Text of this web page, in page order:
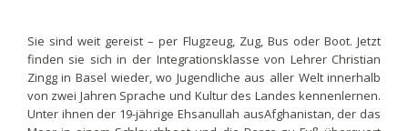
Sie sind weit gereist – per Flugzeug, Zug, Bus oder Boot. Jetzt
finden sie sich in der Integrationsklasse von Lehrer Christian
Zingg in Basel wieder, wo Jugendliche aus aller Welt innerhalb
von zwei Jahren Sprache und Kultur des Landes kennenlernen.
Unter ihnen der 19-jährige Ehsanullah ausAfghanistan, der das